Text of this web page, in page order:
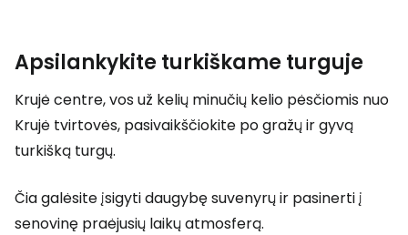
Apsilankykite turkiškame turguje
Krujė centre, vos už kelių minučių kelio pėsčiomis nuo
Krujė tvirtovės, pasivaikščiokite po gražų ir gyvą
turkišką turgų.
Čia galėsite įsigyti daugybę suvenyrų ir pasinerti į
senovinę praėjusių laikų atmosferą.